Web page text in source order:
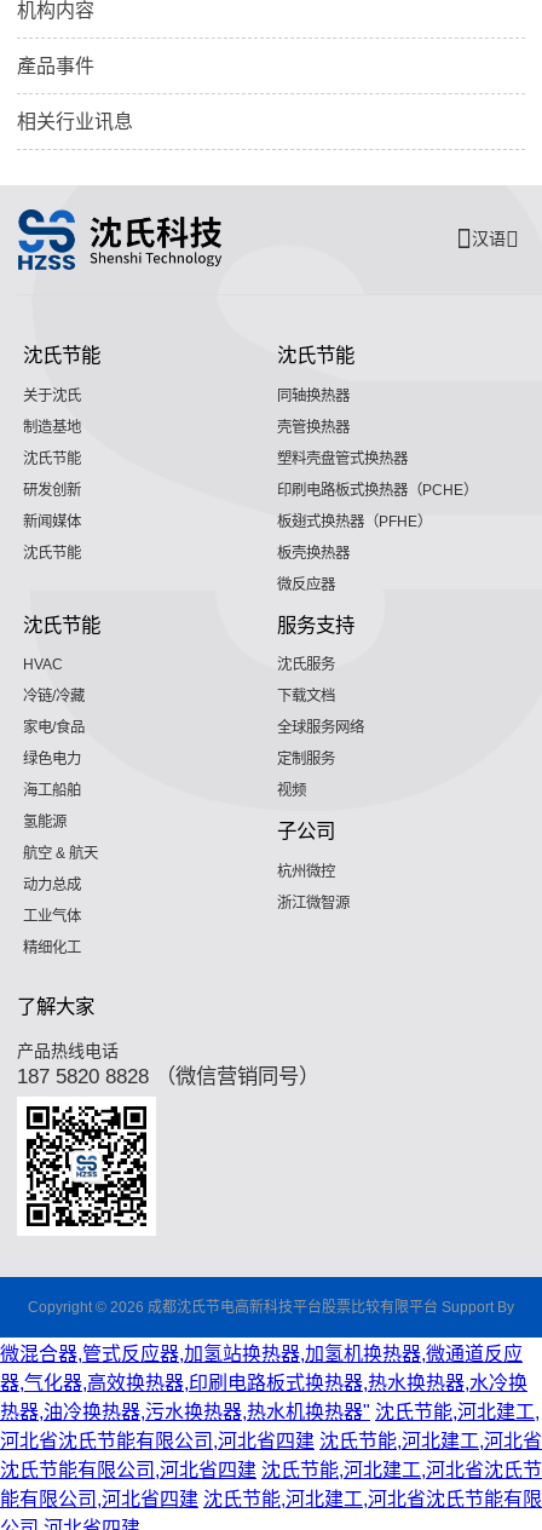
机构内容
產品事件
相关行业讯息
汉语
沈氏节能
关于沈氏
制造基地
沈氏节能
研发创新
新闻媒体
沈氏节能
沈氏节能
同轴换热器
壳管换热器
塑料壳盘管式换热器
印刷电路板式换热器（PCHE）
板翅式换热器（PFHE）
板壳换热器
微反应器
沈氏节能
HVAC
冷链/冷藏
家电/食品
绿色电力
海工船舶
氢能源
航空 & 航天
动力总成
工业气体
精细化工
服务支持
沈氏服务
下载文档
全球服务网络
定制服务
视频
子公司
杭州微控
浙江微智源
了解大家
产品热线电话
187 5820 8828 （微信营销同号）
Copyright © 2026 成都沈氏节电高新科技平台股票比较有限平台 Support By
微混合器,管式反应器,加氢站换热器,加氢机换热器,微通道反应
器,气化器,高效换热器,印刷电路板式换热器,热水换热器,水冷换
热器,油冷换热器,污水换热器,热水机换热器" 沈氏节能,河北建工,
河北省沈氏节能有限公司,河北省四建 沈氏节能,河北建工,河北省
沈氏节能有限公司,河北省四建 沈氏节能,河北建工,河北省沈氏节
能有限公司,河北省四建 沈氏节能,河北建工,河北省沈氏节能有限